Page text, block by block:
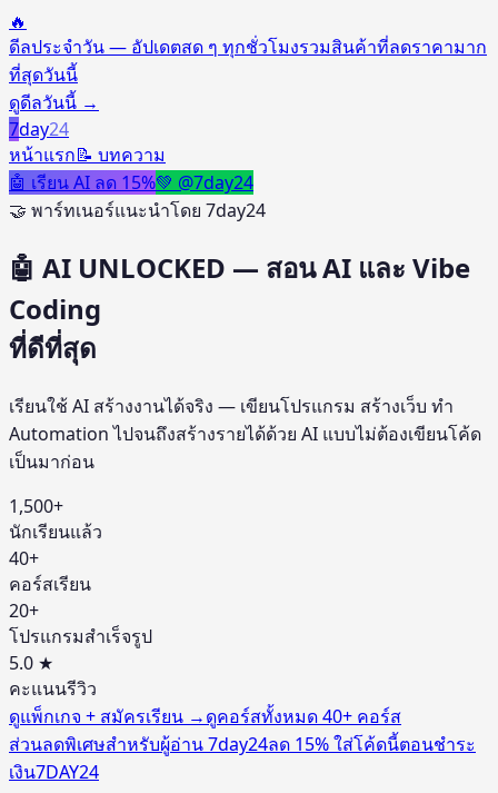
🔥
ดีลประจำวัน — อัปเดตสด ๆ ทุกชั่วโมงรวมสินค้าที่ลดราคามาก
ที่สุดวันนี้
ดูดีลวันนี้ →
7day24
หน้าแรก📝 บทความ
🤖 เรียน AI ลด 15%💚 @7day24
🤝 พาร์ทเนอร์แนะนำโดย 7day24
🤖 AI UNLOCKED — สอน AI และ Vibe
Coding
ที่ดีที่สุด
เรียนใช้ AI สร้างงานได้จริง — เขียนโปรแกรม สร้างเว็บ ทำ
Automation ไปจนถึงสร้างรายได้ด้วย AI แบบไม่ต้องเขียนโค้ด
เป็นมาก่อน
1,500+
นักเรียนแล้ว
40+
คอร์สเรียน
20+
โปรแกรมสำเร็จรูป
5.0 ★
คะแนนรีวิว
ดูแพ็กเกจ + สมัครเรียน →ดูคอร์สทั้งหมด 40+ คอร์ส
ส่วนลดพิเศษสำหรับผู้อ่าน 7day24ลด 15%ใส่โค้ดนี้ตอนชำระ
เงิน7DAY24